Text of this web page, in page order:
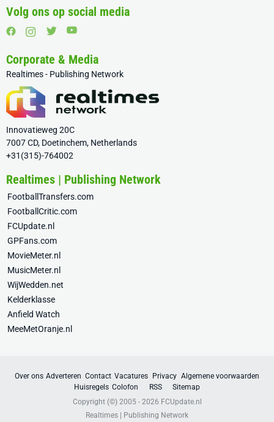
Volg ons op social media
Corporate & Media
Realtimes - Publishing Network
Innovatieweg 20C
7007 CD, Doetinchem, Netherlands
+31(315)-764002
Realtimes | Publishing Network
FootballTransfers.com
FootballCritic.com
FCUpdate.nl
GPFans.com
MovieMeter.nl
MusicMeter.nl
WijWedden.net
Kelderklasse
Anfield Watch
MeeMetOranje.nl
Over ons Adverteren Contact Vacatures Privacy Algemene voorwaarden
Huisregels Colofon RSS
Sitemap
Copyright (©) 2005 - 2026 FCUpdate.nl
Realtimes | Publishing Network